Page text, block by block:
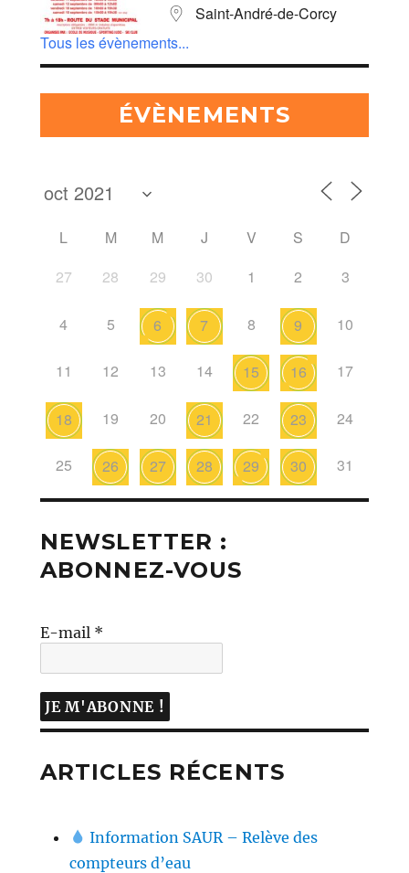
Saint-André-de-Corcy
Tous les évènements...
ÉVÈNEMENTS
L M M J V S
D
27
28 29 30 1 2 3
4 5 6 7 8 9 10
11 12 13 14 15 16 17
18 19 20 21 22 23 24
25 26 27 28 29 30 31
NEWSLETTER :
ABONNEZ-VOUS
E-mail *
ARTICLES RÉCENTS
Information SAUR – Relève des
compteurs d’eau